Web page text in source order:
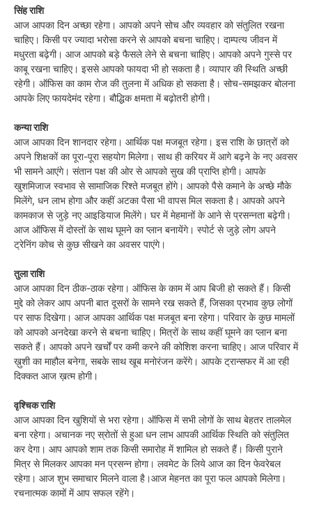
सिंह राशि
आज आपका दिन अच्छा रहेगा। आपको अपने सोच और व्यवहार को संतुलित रखना
चाहिए। किसी पर ज्यादा भरोसा करने से आपको बचना चाहिए। दाम्पत्य जीवन में
मधुरता बढ़ेगी। आज आपको बड़े फैसले लेने से बचना चाहिए। आपको अपने गुस्से पर
काबू रखना चाहिए। इससे आपको फायदा भी हो सकता है। व्यापार की स्थिति अच्छी
रहेगी। ऑफिस का काम रोज की तुलना में अधिक हो सकता है। सोच-समझकर बोलना
आपके लिए फायदेमंद रहेगा। बौद्धिक क्षमता में बढ़ोतरी होगी।
कन्या राशि
आज आपका दिन शानदार रहेगा। आर्थिक पक्ष मजबूत रहेगा। इस राशि के छात्रों को
अपने शिक्षकों का पूरा-पूरा सहयोग मिलेगा। साथ ही करियर में आगे बढ़ने के नए अवसर
भी सामने आएंगे। संतान पक्ष की ओर से आपको सुख की प्राप्ति होगी। आपके
खुशमिजाज स्वभाव से सामाजिक रिश्ते मजबूत होंगे। आपको पैसे कमाने के अच्छे मौके
मिलेंगे, धन लाभ होगा और कहीं अटका पैसा भी वापस मिल सकता है। आपको अपने
कामकाज से जुड़े नए आइडियाज मिलेंगे। घर में मेहमानों के आने से प्रसन्नता बढ़ेगी।
आज ऑफिस में दोस्तों के साथ घूमने का प्लान बनायेंगे। स्पोर्ट से जुड़े लोग अपने
ट्रेनिंग कोच से कुछ सीखने का अवसर पाएंगे।
तुला राशि
आज आपका दिन ठीक-ठाक रहेगा। ऑफिस के काम में आप बिजी हो सकते हैं। किसी
मुद्दे को लेकर आप अपनी बात दूसरों के सामने रख सकते हैं, जिसका प्रभाव कुछ लोगों
पर साफ दिखेगा। आज आपका आर्थिक पक्ष मजबूत बना रहेगा। परिवार के कुछ मामलों
को आपको अनदेखा करने से बचना चाहिए। मित्रों के साथ कहीं घूमने का प्लान बना
सकते हैं। आपको अपने खर्चों पर कमी करने की कोशिश करना चाहिए। आज परिवार में
ख़ुशी का माहौल बनेगा, सबके साथ खूब मनोरंजन करेंगे। आपके ट्रान्सफर में आ रही
दिक्कत आज ख़त्म होगी।
वृश्चिक राशि
आज आपका दिन खुशियों से भरा रहेगा। ऑफिस में सभी लोगों के साथ बेहतर तालमेल
बना रहेगा। अचानक नए स्रोतों से हुआ धन लाभ आपकी आर्थिक स्थिति को संतुलित
कर देगा। आप आपको शाम तक किसी समारोह में शामिल हो सकते हैं। किसी पुराने
मित्र से मिलकर आपका मन प्रसन्न होगा। लवमेट के लिये आज का दिन फेवरेबल
रहेगा। आज शुभ समाचार मिलने वाला है।आज मेहनत का पूरा फल आपको मिलेगा।
रचनात्मक कामों में आप सफल रहेंगे।